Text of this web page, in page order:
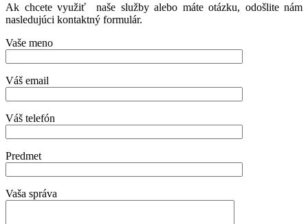
Ak chcete využiť naše služby alebo máte otázku, odošlite nám
nasledujúci kontaktný formulár.
Vaše meno
Váš email
Váš telefón
Predmet
Vaša správa